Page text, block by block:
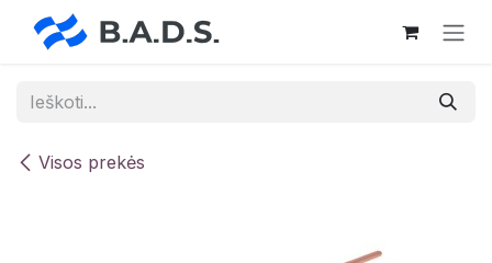
Skip to Content
Visos prekės